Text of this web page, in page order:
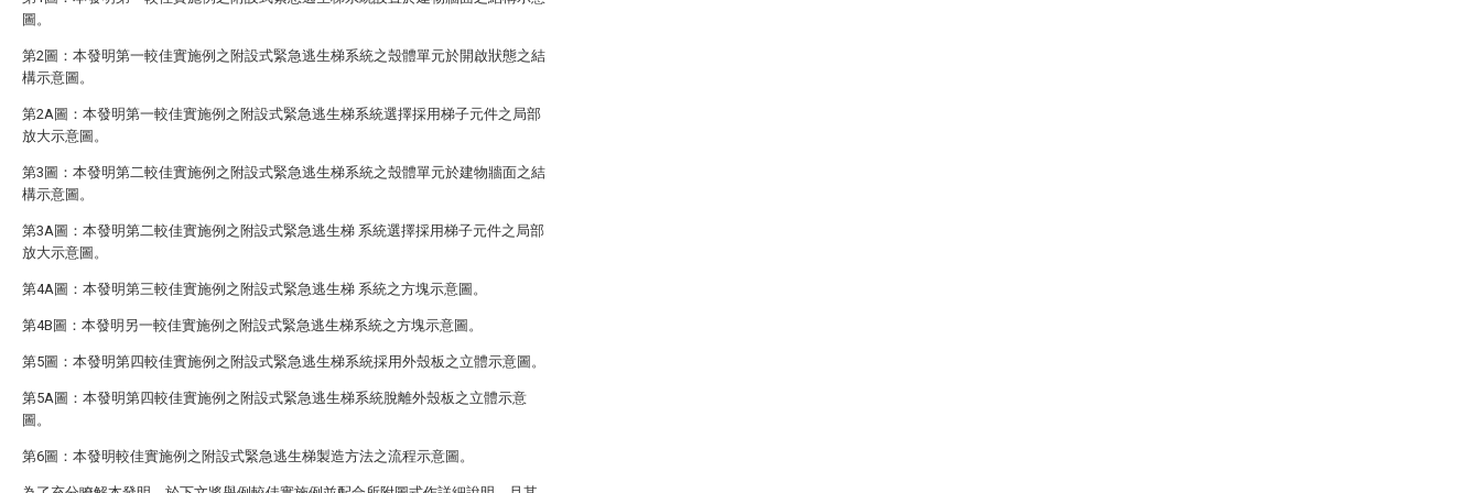
圖。
第2圖：本發明第一較佳實施例之附設式緊急逃生梯系統之殼體單元於開啟狀態之結
構示意圖。
第2A圖：本發明第一較佳實施例之附設式緊急逃生梯系統選擇採用梯子元件之局部
放大示意圖。
第3圖：本發明第二較佳實施例之附設式緊急逃生梯系統之殼體單元於建物牆面之結
構示意圖。
第3A圖：本發明第二較佳實施例之附設式緊急逃生梯 系統選擇採用梯子元件之局部
放大示意圖。
第4A圖：本發明第三較佳實施例之附設式緊急逃生梯 系統之方塊示意圖。
第4B圖：本發明另一較佳實施例之附設式緊急逃生梯系統之方塊示意圖。
第5圖：本發明第四較佳實施例之附設式緊急逃生梯系統採用外殼板之立體示意圖。
第5A圖：本發明第四較佳實施例之附設式緊急逃生梯系統脫離外殼板之立體示意
圖。
第6圖：本發明較佳實施例之附設式緊急逃生梯製造方法之流程示意圖。